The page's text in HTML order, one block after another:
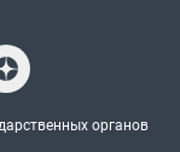
органов